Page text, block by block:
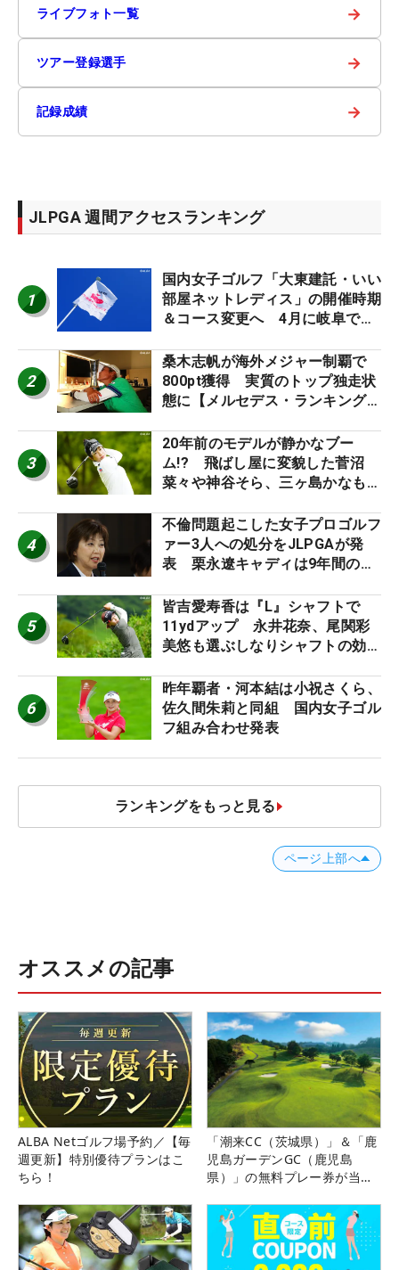
ライブフォト一覧 →
ツアー登録選手 →
記録成績 →
JLPGA 週間アクセスランキング
1
国内女子ゴルフ「大東建託・いい
部屋ネットレディス」の開催時期
＆コース変更へ 4月に岐阜で開
2
桑木志帆が海外メジャー制覇で
800pt獲得 実質のトップ独走状
態に【メルセデス・ランキング番
3
20年前のモデルが静かなブー
ム!? 飛ばし屋に変貌した菅沼
菜々や神谷そら、三ヶ島かなも使
ロたちの“飛ばしギア”】
4
不倫問題起こした女子プロゴルフ
ァー3人への処分をJLPGAが発
表 栗永遼キャディは9年間の立
5
皆吉愛寿香は『L』シャフトで
11ydアップ 永井花奈、尾関彩
美悠も選ぶしなりシャフトの効果
ア”】
6
昨年覇者・河本結は小祝さくら、
佐久間朱莉と同組 国内女子ゴル
フ組み合わせ発表
ランキングをもっと見る
ページ上部へ
オススメの記事
ALBA Netゴルフ場予約／【毎
週更新】特別優待プランはこ
ちら！
「潮来CC（茨城県）」＆「鹿
児島ガーデンGC（鹿児島
県）」の無料プレー券が当た